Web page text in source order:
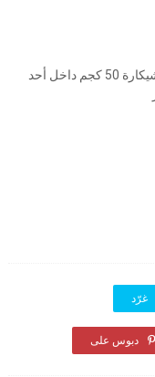
تم ضبط عدد 23 شيكارة دقيق بلدي مدعم زنه الشيكارة 50 كجم داخل أحد
غرّد
دبوس على